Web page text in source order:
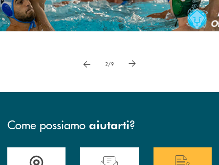
vai a immagne precedente
2/9 vai a immagine successiva
Come possiamo aiutarti?
Accedi all' elenco completo delle filiali .Hai bisogno di assistenza immediata?
Hai bisogno di